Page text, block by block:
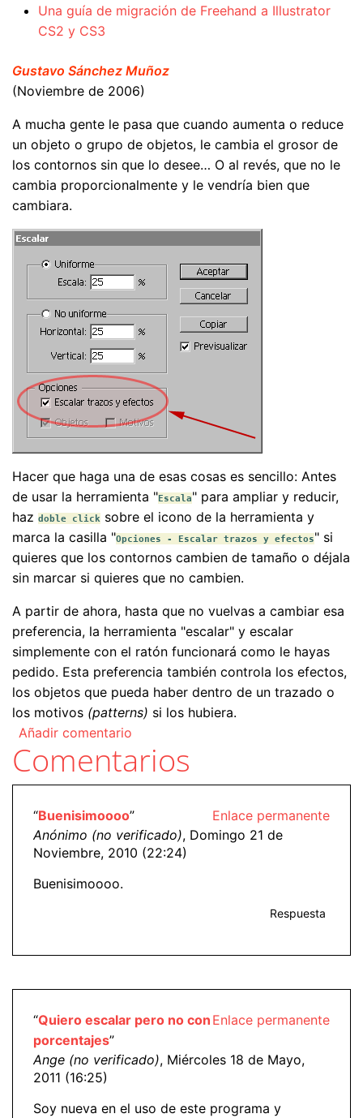
Una guía de migración de Freehand a Illustrator
CS2 y CS3
Gustavo Sánchez Muñoz
(Noviembre de 2006)
A mucha gente le pasa que cuando aumenta o reduce
un objeto o grupo de objetos, le cambia el grosor de
los contornos sin que lo desee… O al revés, que no le
cambia proporcionalmente y le vendría bien que
cambiara.
Hacer que haga una de esas cosas es sencillo: Antes
de usar la herramienta "Escala" para ampliar y reducir,
haz doble click sobre el icono de la herramienta y
marca la casilla "Opciones - Escalar trazos y efectos" si
quieres que los contornos cambien de tamaño o déjala
sin marcar si quieres que no cambien.
A partir de ahora, hasta que no vuelvas a cambiar esa
preferencia, la herramienta "escalar" y escalar
simplemente con el ratón funcionará como le hayas
pedido. Esta preferencia también controla los efectos,
los objetos que pueda haber dentro de un trazado o
los motivos (patterns) si los hubiera.
Añadir comentario
Comentarios
Enlace permanente
“Buenisimoooo”
Anónimo (no verificado), Domingo 21 de
Noviembre, 2010 (22:24)
Buenisimoooo.
Respuesta
Enlace permanente
“Quiero escalar pero no con
porcentajes”
Ange (no verificado), Miércoles 18 de Mayo,
2011 (16:25)
Soy nueva en el uso de este programa y